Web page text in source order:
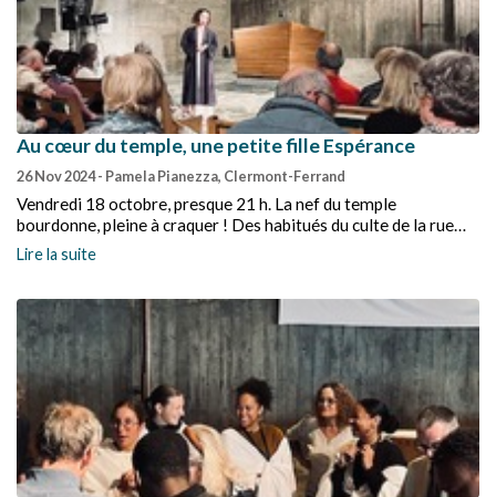
Au cœur du temple, une petite fille Espérance
26 Nov 2024- Pamela Pianezza, Clermont-Ferrand
Vendredi 18 octobre, presque 21 h. La nef du temple
bourdonne, pleine à craquer ! Des habitués du culte de la rue
Marmontel, à Clermont-Ferrand, des paroissiens des églises
alentour, mais aussi, plus largement, des amoureux de la poésie
l’étonnante bâtisse de béton les mots de Charles Péguy.
Lire la suite